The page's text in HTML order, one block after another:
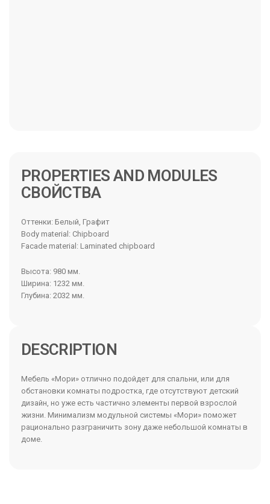
DESCRIPTION
Мебель «Мори» отлично подойдет для спальни, или для
обстановки комнаты подростка, где отсутствуют детский
дизайн, но уже есть частично элементы первой взрослой
жизни. Минимализм модульной системы «Мори» поможет
рационально разграничить зону даже небольшой комнаты в
доме.
PROPERTIES AND MODULES
Оттенки: Белый, Графит
Body material: Chipboard
Facade material: Laminated chipboard
Высота: 980 мм.
Ширина: 1232 мм.
Глубина: 2032 мм.